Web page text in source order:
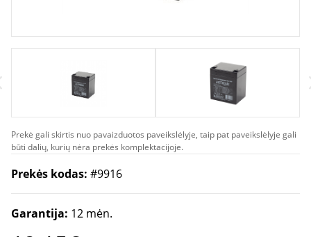
Prekė gali skirtis nuo pavaizduotos paveikslėlyje, taip pat paveikslėlyje gali
būti dalių, kurių nėra prekės komplektacijoje.
Prekės kodas: #9916
Garantija: 12 mėn.